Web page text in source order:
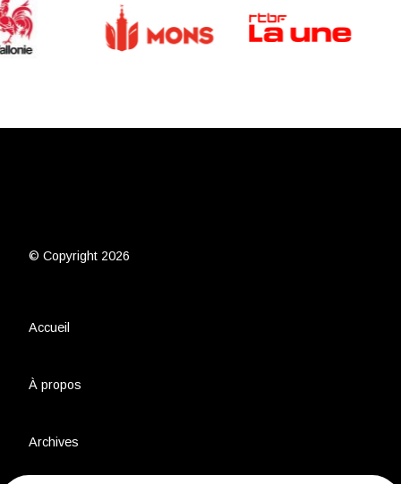
© Copyright 2026
Accueil
À propos
Archives